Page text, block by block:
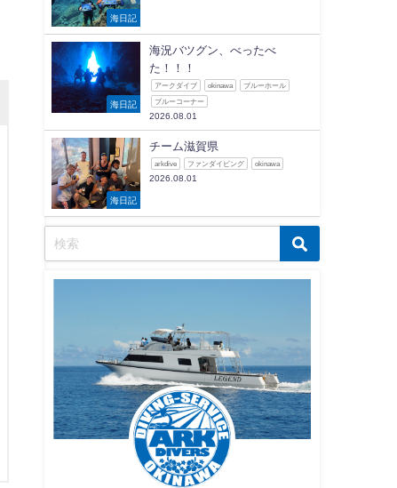
海日記
海日記
海況バツグン、べったべ
た！！！
アークダイブ okinawa ブルーホール
ブルーコーナー
2026.08.01
海日記
チーム滋賀県
arkdive ファンダイビング okinawa
2026.08.01